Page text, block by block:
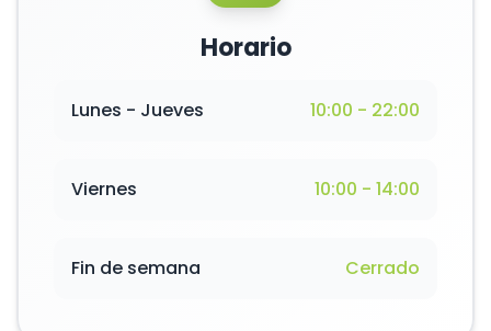
Horario
Lunes - Jueves 10:00 - 22:00
Viernes 10:00 - 14:00
Fin de semana Cerrado